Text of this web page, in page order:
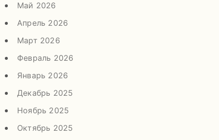
Май 2026
Апрель 2026
Март 2026
Февраль 2026
Январь 2026
Декабрь 2025
Ноябрь 2025
Октябрь 2025